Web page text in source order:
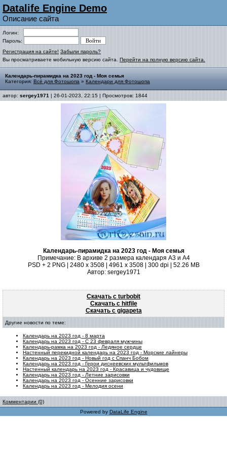
Datalife Engine Demo
Описание сайта
Логин:
Пароль:
Регистрация на сайте! Забыли пароль?
Вы просматриваете мобильную версию сайта. Перейти на полную версию сайта.
Календарь-пирамидка на 2023 год - Моя семья
Категория: Всё для Фотошопа » Календари для Фотошопа
автор: sergey1971 | 26-01-2023, 22:15 | Просмотров: 1844
Календарь-пирамидка на 2023 год - Моя семья
Примечание: В архиве 2 размера календаря А3 и А4
PSD + 2 PNG | 2480 x 3508 | 4961 x 3508 | 300 dpi | 52.26 MB
Автор: sergey1971
Скачать с turbobit
Скачать с hitfile
Скачать с gigapeta
Другие новости по теме:
Календарь на 2023 год - 8 марта
Календарь на 2023 год - С 23 февраля мужчины
Календарь-рамка на 2023 год - Ледяное сердце
Настенный перекидной календарь на 2023 год - Морские лайнеры
Календарь на 2023 год - Новый год с Спанч Бобом
Календарь на 2023 год - Герои диснеевских мультфильмов
Настенный календарь на 2023 год - Красавица и чудовище
Календарь на 2023 год - Летние зарисовки
Календарь на 2023 год - Осенние зарисовки
Календарь на 2023 год - Мелодия осени
Комментарии (0)
Powered by DataLife Engine